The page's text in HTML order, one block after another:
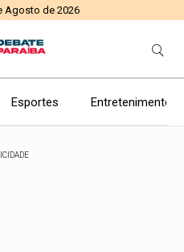
Agosto de 2026
Esportes Entretenimento